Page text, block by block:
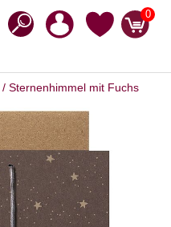
0
/ Sternenhimmel mit Fuchs